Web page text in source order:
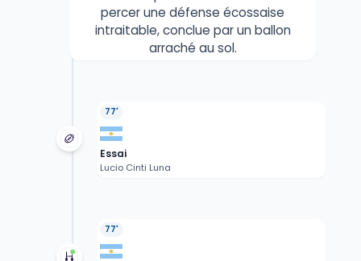
percer une défense écossaise
intraitable, conclue par un ballon
arraché au sol.
77'
Essai
Lucio Cinti Luna
77'